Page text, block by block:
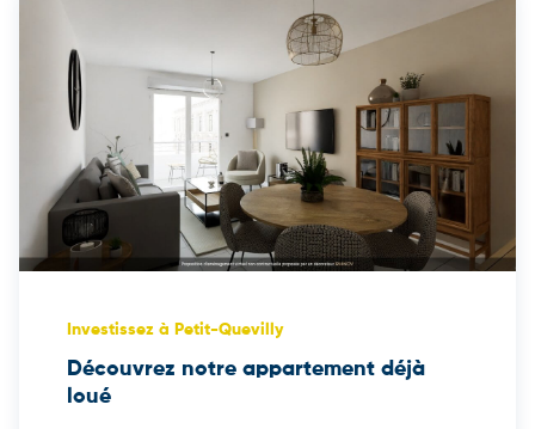
Investissez à Petit-Quevilly
Découvrez notre appartement déjà
loué